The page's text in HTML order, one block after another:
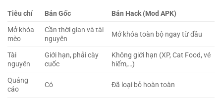
Tiêu chí Bản Gốc Bản Hack (Mod APK)
Mở khóa
mèo
Cần thời gian và tài
nguyên
Mở khóa toàn bộ ngay từ đầu
Tài
nguyên
Giới hạn, phải cày
cuốc
Không giới hạn (XP, Cat Food, vé
hiếm,…)
Quảng
cáo
Có Đã loại bỏ hoàn toàn